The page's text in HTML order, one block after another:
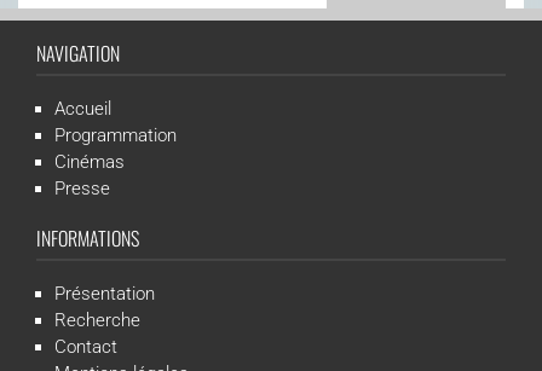
NAVIGATION
Accueil
Programmation
Cinémas
Presse
INFORMATIONS
Présentation
Recherche
Contact